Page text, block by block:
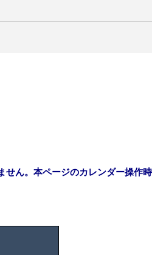
ん。本ページのカレンダー操作